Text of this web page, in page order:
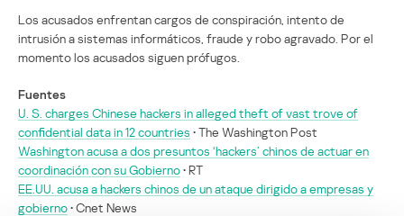
Los acusados enfrentan cargos de conspiración, intento de
intrusión a sistemas informáticos, fraude y robo agravado. Por el
momento los acusados siguen prófugos.
Fuentes
U. S. charges Chinese hackers in alleged theft of vast trove of
confidential data in 12 countries • The Washington Post
Washington acusa a dos presuntos ‘hackers’ chinos de actuar en
coordinación con su Gobierno• RT
EE.UU. acusa a hackers chinos de un ataque dirigido a empresas y
gobierno• Cnet News